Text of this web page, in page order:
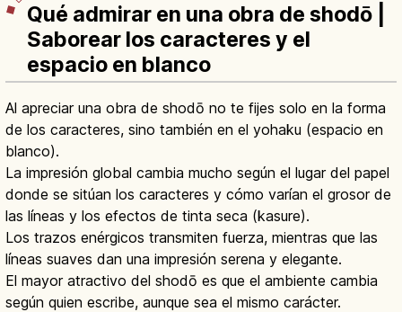
Qué admirar en una obra de shodō |
Saborear los caracteres y el
espacio en blanco
Al apreciar una obra de shodō no te fijes solo en la forma
de los caracteres, sino también en el yohaku (espacio en
blanco).
La impresión global cambia mucho según el lugar del papel
donde se sitúan los caracteres y cómo varían el grosor de
las líneas y los efectos de tinta seca (kasure).
Los trazos enérgicos transmiten fuerza, mientras que las
líneas suaves dan una impresión serena y elegante.
El mayor atractivo del shodō es que el ambiente cambia
según quien escribe, aunque sea el mismo carácter.